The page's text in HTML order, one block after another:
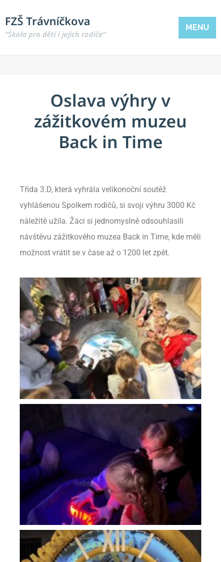
FZŠ Trávníčkova
“Škola pro děti i jejich rodiče“
MENU
Oslava výhry v
zážitkovém muzeu
Back in Time
Třída 3.D, která vyhrála velikonoční soutěž
vyhlášenou Spolkem rodičů, si svoji výhru 3000 Kč
náležitě užila. Žáci si jednomyslně odsouhlasili
návštěvu zážitkového muzea Back in Time, kde měli
možnost vrátit se v čase až o 1200 let zpět.